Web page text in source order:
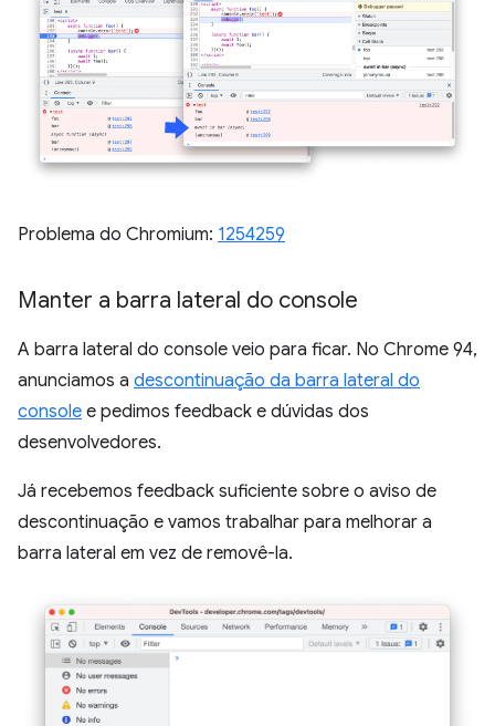
Problema do Chromium: 1254259
Manter a barra lateral do console
A barra lateral do console veio para ficar. No Chrome 94,
anunciamos a descontinuação da barra lateral do
console e pedimos feedback e dúvidas dos
desenvolvedores.
Já recebemos feedback suficiente sobre o aviso de
descontinuação e vamos trabalhar para melhorar a
barra lateral em vez de removê-la.